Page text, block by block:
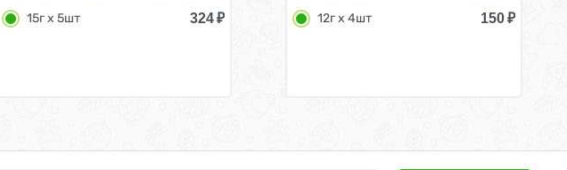
15г х 5шт 324₽ 12г х 4шт 150₽